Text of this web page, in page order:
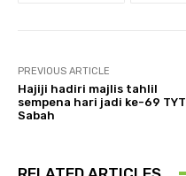
PREVIOUS ARTICLE
Hajiji hadiri majlis tahlil
sempena hari jadi ke-69 TYT
Sabah